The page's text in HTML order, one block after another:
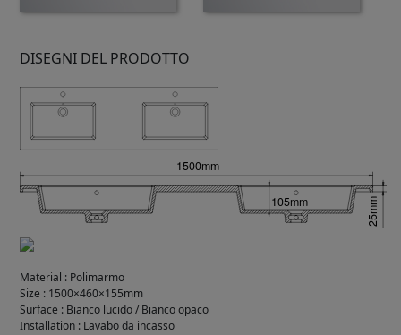
DISEGNI DEL PRODOTTO
Material : Polimarmo
Size : 1500×460×155mm
Surface : Bianco lucido / Bianco opaco
Installation : Lavabo da incasso